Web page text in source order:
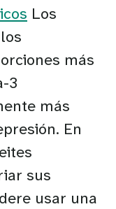
Los
más
3
más
En
sus
usar una